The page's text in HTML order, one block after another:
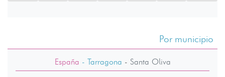
Por municipio
España - Tarragona - Santa Oliva